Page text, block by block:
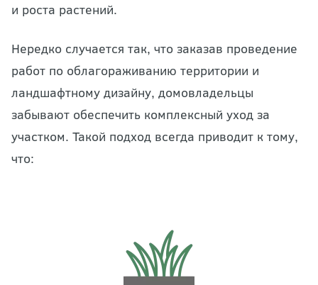
и роста растений.
Нередко случается так, что заказав проведение
работ по облагораживанию территории и
ландшафтному дизайну, домовладельцы
забывают обеспечить комплексный уход за
участком. Такой подход всегда приводит к тому,
что: